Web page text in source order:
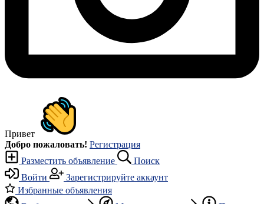
Привет
Добро пожаловать! Регистрация
Разместить объявление
Поиск
Войти
Зарегистрируйте аккаунт
Избранные объявления